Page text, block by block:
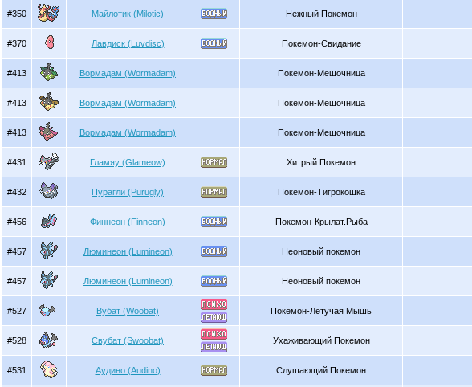
#350 Майлотик (Milotic) Нежный Покемон
#370 Лавдиск (Luvdisc) Покемон-Свидание
#413 Вормадам (Wormadam) Покемон-Мешочница
#413 Вормадам (Wormadam) Покемон-Мешочница
#413 Вормадам (Wormadam) Покемон-Мешочница
#431 Гламяу (Glameow) Хитрый Покемон
#432 Пурагли (Purugly) Покемон-Тигрокошка
#456 Финнеон (Finneon) Покемон-Крылат.Рыба
#457 Люминеон (Lumineon) Неоновый покемон
#457 Люминеон (Lumineon) Неоновый покемон
#527 Вубат (Woobat) Покемон-Летучая Мышь
#528 Свубат (Swoobat) Ухаживающий Покемон
#531 Аудино (Audino) Слушающий Покемон